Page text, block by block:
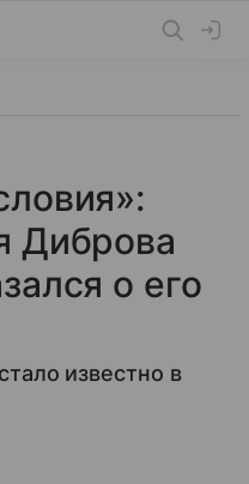
Диброва
о его
известно в